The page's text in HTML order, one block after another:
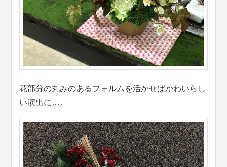
花部分の丸みのあるフォルムを活かせばかわいらし
い演出に…。